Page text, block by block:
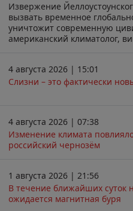
Извержение
вызвать временное
уничтожит современную
американский климатолог,
4 августа 2026 | 15:01
Слизни – это фактически
4 августа 2026 | 07:38
Изменение климата
российский чернозём
1 августа 2026 | 21:56
В течение ближайших суток
ожидается магнитная буря